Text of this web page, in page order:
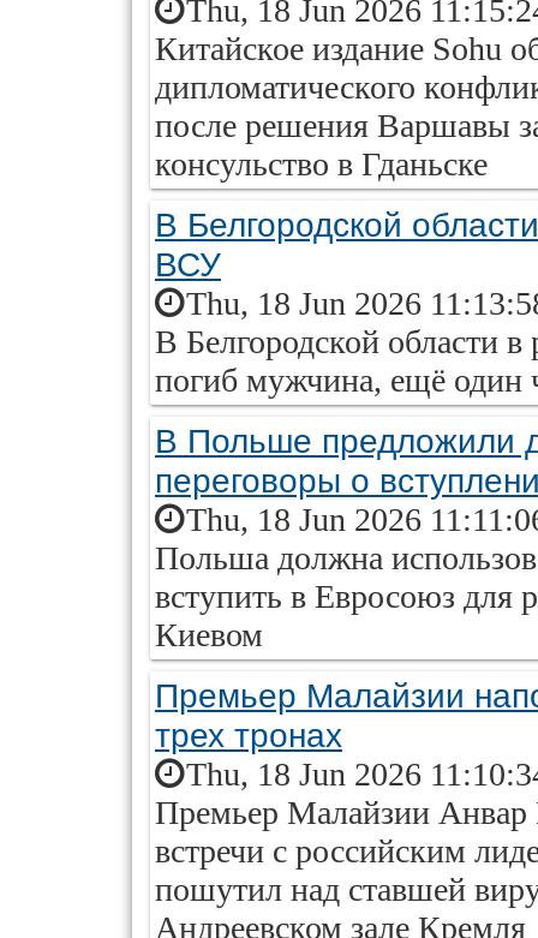
Thu, 18 Jun 2026
Китайское издание Sohu
дипломатического
после решения Варшавы
консульство в Гданьске
В Белгородской
ВСУ
Thu, 18 Jun 2026
В Белгородской области в
погиб мужчина, ещё один
В Польше предложили
переговоры о
Thu, 18 Jun 2026
Польша должна
вступить в Евросоюз для
Киевом
Премьер Малайзии
трех тронах
Thu, 18 Jun 2026
Премьер Малайзии Анвар
встречи с российским
пошутил над ставшей
Андреевском зале Кремля